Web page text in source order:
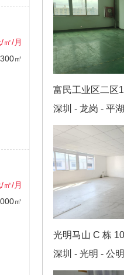
㎡/月
300㎡
㎡/月
㎡
深圳 - 龙岗 - 平湖
深圳 - 光明 - 公明